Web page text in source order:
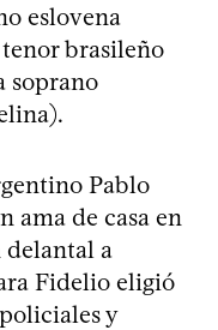
eslovena
brasileño
soprano
Pablo
ama de casa en
delantal a
Fidelio eligió
y